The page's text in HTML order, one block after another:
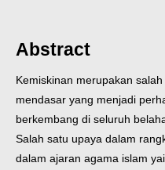
Abstract
Kemiskinan merupakan
mendasar yang menjadi
berkembang di seluruh
Salah satu upaya dalam
dalam ajaran agama islam